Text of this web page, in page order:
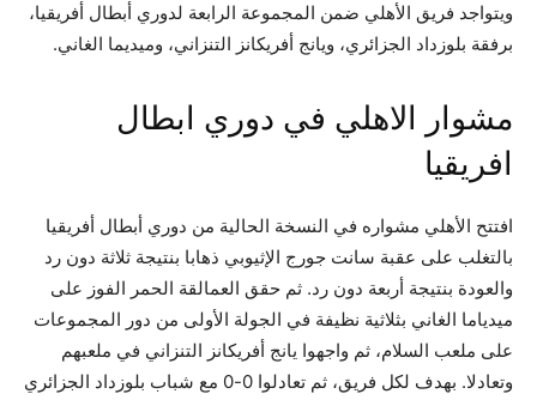
ويتواجد فريق الأهلي ضمن المجموعة الرابعة لدوري أبطال أفريقيا،
برفقة بلوزداد الجزائري، ويانج أفريكانز التنزاني، وميديما الغاني.
مشوار الاهلي في دوري ابطال
افريقيا
افتتح الأهلي مشواره في النسخة الحالية من دوري أبطال أفريقيا
بالتغلب على عقبة سانت جورج الإثيوبي ذهابا بنتيجة ثلاثة دون رد
والعودة بنتيجة أربعة دون رد. ثم حقق العمالقة الحمر الفوز على
ميدياما الغاني بثلاثية نظيفة في الجولة الأولى من دور المجموعات
على ملعب السلام، ثم واجهوا يانج أفريكانز التنزاني في ملعبهم
وتعادلا. بهدف لكل فريق، ثم تعادلوا 0-0 مع شباب بلوزداد الجزائري